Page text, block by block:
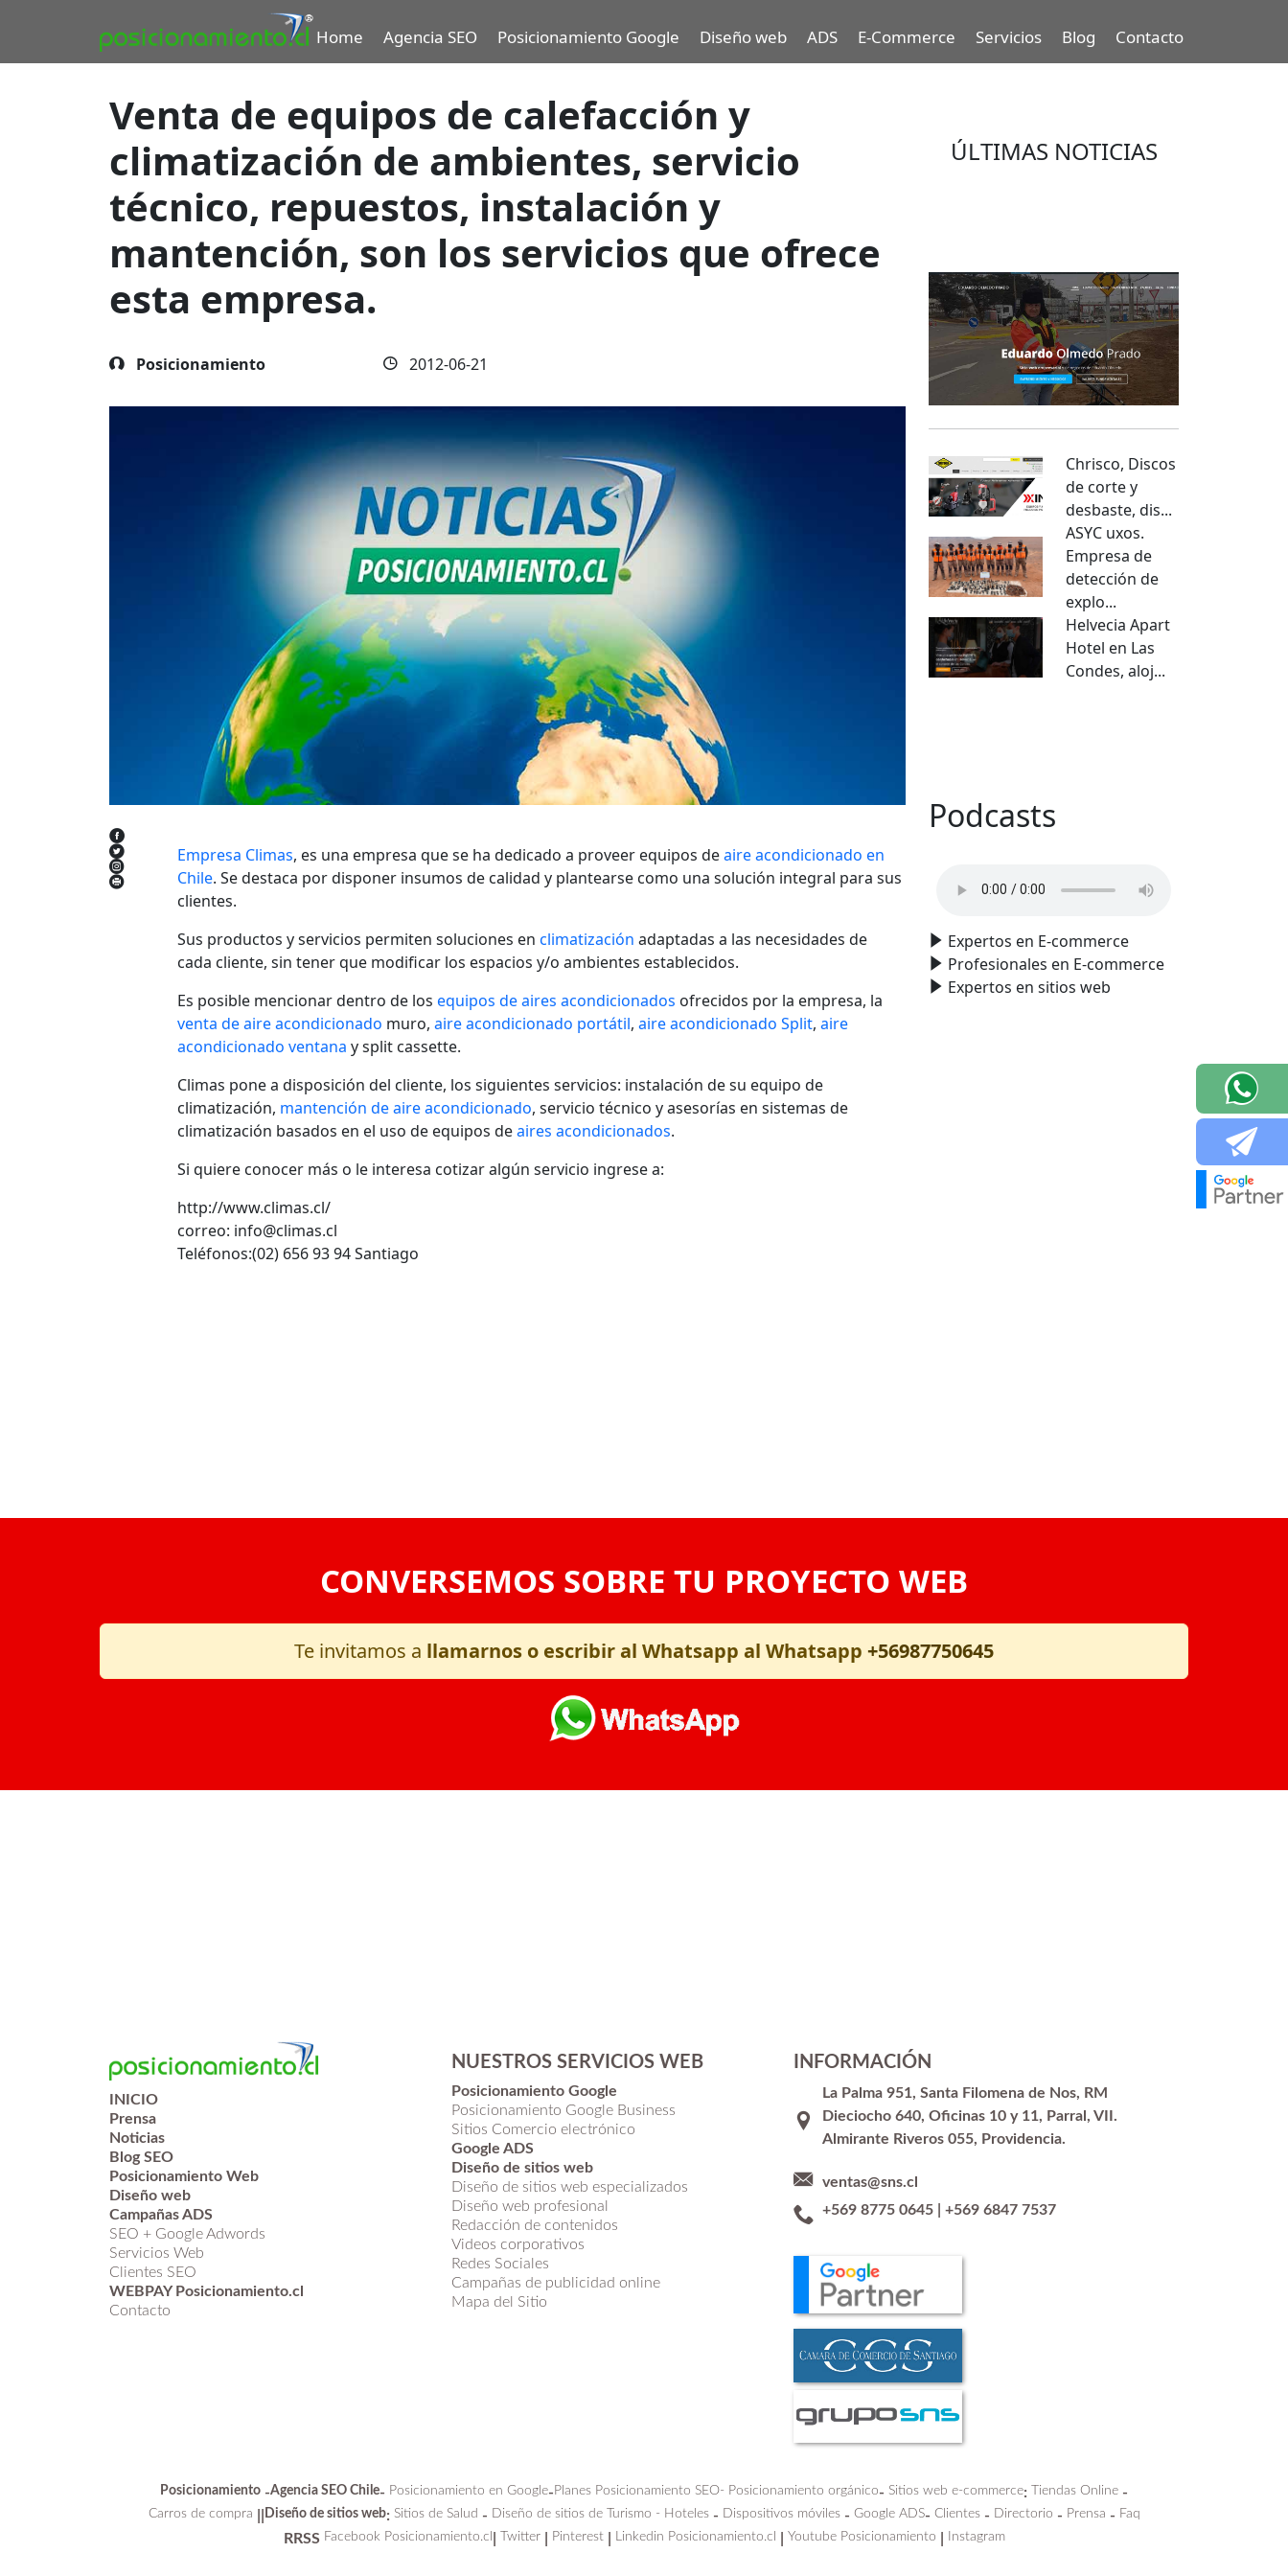
Home Agencia SEO Posicionamiento Google Diseño web ADS E-Commerce Servicios Blog Contacto
Venta de equipos de calefacción y
climatización de ambientes, servicio
técnico, repuestos, instalación y
mantención, son los servicios que ofrece
esta empresa.
Posicionamiento 2012-06-21
Empresa Climas, es una empresa que se ha dedicado a proveer equipos deaire acondicionado en
Chile. Se destaca por disponer insumos de calidad y plantearse como una solución integral para sus
clientes.
Sus productos y servicios permiten soluciones enclimatización adaptadas a las necesidades de
cada cliente, sin tener que modificar los espacios y/o ambientes establecidos.
Es posible mencionar dentro de losequipos de aires acondicionados ofrecidos por la empresa, la
venta de aire acondicionado muro,aire acondicionado portátil,aire acondicionado Split,aire
acondicionado ventana y split cassette.
Climas pone a disposición del cliente, los siguientes servicios: instalación de su equipo de
climatización, mantención de aire acondicionado, servicio técnico y asesorías en sistemas de
climatización basados en el uso de equipos deaires acondicionados.
Si quiere conocer más o le interesa cotizar algún servicio ingrese a:
http://www.climas.cl/
correo: info@climas.cl
Teléfonos:(02) 656 93 94 Santiago
ÚLTIMAS NOTICIAS
Chrisco, Discos
de corte y
desbaste, dis...
ASYC uxos.
Empresa de
detección de
explo...
Helvecia Apart
Hotel en Las
Condes, aloj...
Podcasts
Expertos en E-commerce
Profesionales en E-commerce
Expertos en sitios web
CONVERSEMOS SOBRE TU PROYECTO WEB
Te invitamos a llamarnos o escribir al Whatsapp al Whatsapp +56987750645
INICIO
Prensa
Noticias
Blog SEO
Posicionamiento Web
Diseño web
Campañas ADS
SEO + Google Adwords
Servicios Web
Clientes SEO
WEBPAY Posicionamiento.cl
Contacto
NUESTROS SERVICIOS WEB
Posicionamiento Google
Posicionamiento Google Business
Sitios Comercio electrónico
Google ADS
Diseño de sitios web
Diseño de sitios web especializados
Diseño web profesional
Redacción de contenidos
Videos corporativos
Redes Sociales
Campañas de publicidad online
Mapa del Sitio
INFORMACIÓN
La Palma 951, Santa Filomena de Nos, RM
Dieciocho 640, Oficinas 10 y 11, Parral, VII.
Almirante Riveros 055, Providencia.
ventas@sns.cl
+569 8775 0645 |+569 6847 7537
Posicionamiento -Agencia SEO Chile- Posicionamiento en Google- Planes Posicionamiento SEO- Posicionamiento orgánico- Sitios web e-commerce: Tiendas Online -
Carros de compra Diseño de sitios web: Sitios de Salud - Diseño de sitios de Turismo - Hoteles- Dispositivos móviles- Google ADS- Clientes- Directorio - Prensa - Faq
RRSS Facebook Posicionamiento.cl Twitter| Pinterest| Linkedin Posicionamiento.cl Youtube Posicionamiento Instagram